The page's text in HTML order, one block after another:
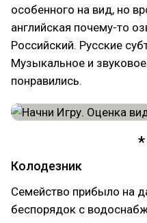
особенного на вид, но
английская почему-то
Российский. Русские
Музыкальное и
понравились.
Колодезник
Семейство прибыло на
беспорядок с